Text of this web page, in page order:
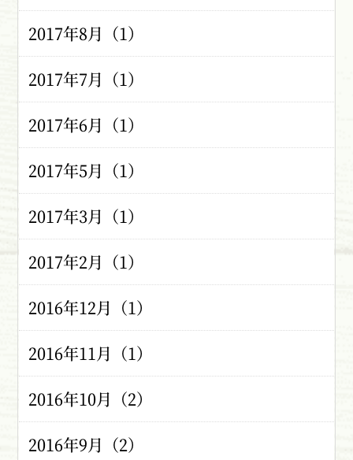
2017年8月（1）
2017年7月（1）
2017年6月（1）
2017年5月（1）
2017年3月（1）
2017年2月（1）
2016年12月（1）
2016年11月（1）
2016年10月（2）
2016年9月（2）